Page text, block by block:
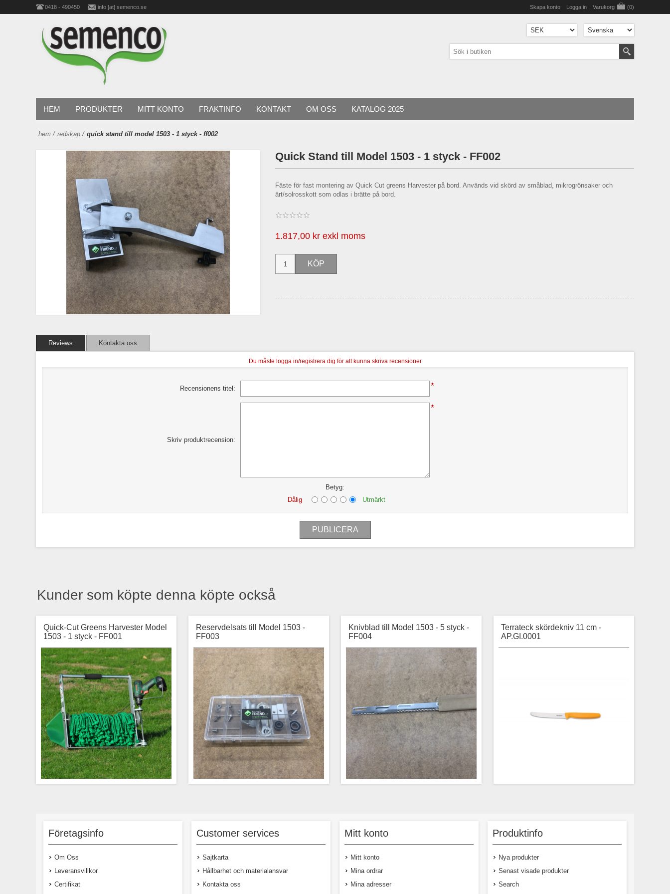
0418 - 490450 info [at] semenco.se Skapa konto Logga in Varukorg (0)
HEM PRODUKTER MITT KONTO FRAKTINFO KONTAKT OM OSS KATALOG 2025
hem / redskap / quick stand till model 1503 - 1 styck - ff002
Quick Stand till Model 1503 - 1 styck - FF002
Fäste för fast montering av Quick Cut greens Harvester på bord. Används vid skörd av småblad, mikrogrönsaker och
ärt/solrosskott som odlas i brätte på bord.
1.817,00 kr exkl moms
Reviews Kontakta oss
Du måste logga in/registrera dig för att kunna skriva recensioner
Recensionens titel: *
Skriv produktrecension:
*
Betyg:
Dålig
Utmärkt
Kunder som köpte denna köpte också
Quick-Cut Greens Harvester Model
1503 - 1 styck - FF001
mikrogrönsaker, ärt/solrosskott odlade i
brätte. Drivningen sker med vanlig
batteridriven skruvdragare (ingår ej). Vi
Reservdelsats till Model 1503 -
FF003
Knivblad till Model 1503 - 5 styck -
FF004
Terrateck skördekniv 11 cm -
AP.GI.0001
Företagsinfo
Om Oss
Leveransvillkor
Certifikat
Customer services
Sajtkarta
Hållbarhet och materialansvar
Kontakta oss
Mitt konto
Mitt konto
Mina ordrar
Mina adresser
Produktinfo
Nya produkter
Senast visade produkter
Search